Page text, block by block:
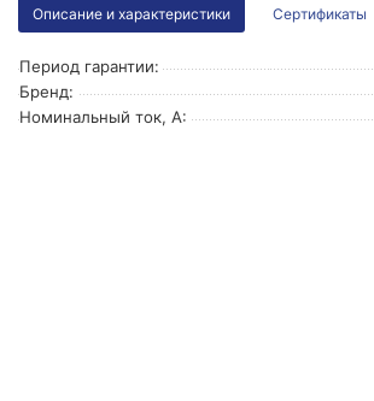
Описание и характеристики Сертификаты
Период гарантии:
Бренд:
Номинальный ток, А: